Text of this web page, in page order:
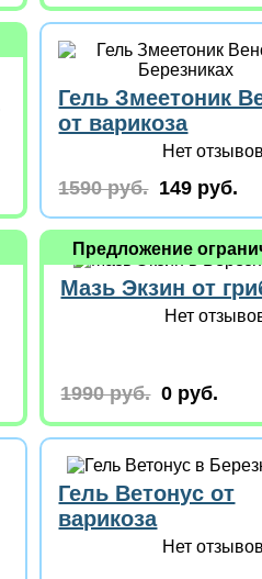
Гель Змеетоник
от варикоза
Нет отзывов
1590 руб. 149 руб.
Мазь Экзин от
Нет
1990 руб. 0 руб.
Предложение
Гель Ветонус от
варикоза
Нет отзывов